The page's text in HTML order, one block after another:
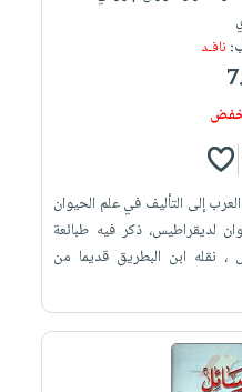
نافـد
إلى التأليف في علم الحيوان
لديقراطيس، ذكر فيه طبائعة
، نقله ابن البطريق قديما من